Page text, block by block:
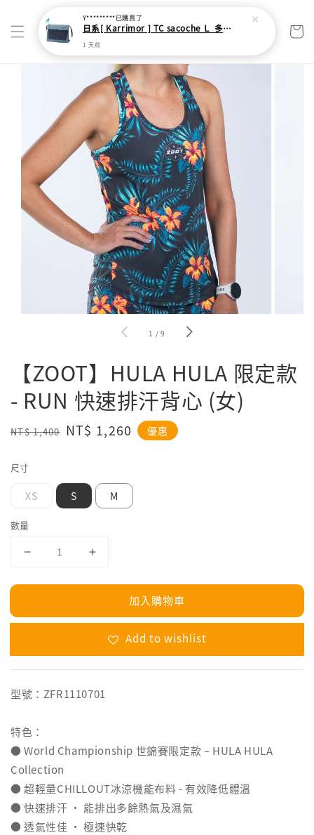
1 /9
【ZOOT】HULA HULA 限定款
- RUN 快速排汗背心 (女)
Regular
NT$ 1,400 Sale
NT$ 1,260 優惠
尺寸
XS S M
數量
加入購物車
Add to wishlist
型號：ZFR1110701
特色：
● World Championship 世錦賽限定款 – HULA HULA
Collection
● 超輕量CHILLOUT冰涼機能布料 - 有效降低體溫
● 快速排汗 ‧ 能排出多餘熱氣及濕氣
● 透氣性佳 ‧ 極速快乾
Y*********已購買了
日系[ Karrimor ] TC sacoche Ｌ 多功能輕旅收納袋
1 天前